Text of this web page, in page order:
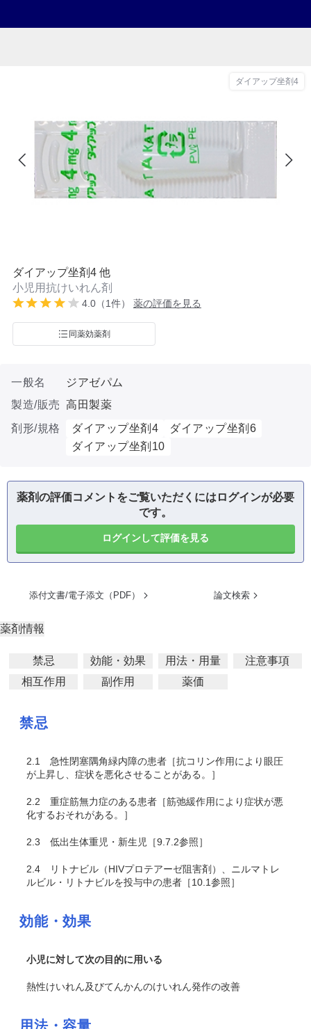
ダイアップ坐剤4
ダイアップ坐剤4 他
小児用抗けいれん剤
4.0（1件） 薬の評価を見る
同薬効薬剤
一般名
ジアゼパム
製造/販売 高田製薬
剤形/規格
ダイアップ坐剤4
ダイアップ坐剤6
ダイアップ坐剤10
薬剤の評価コメントをご覧いただくにはログインが必要
です。
ログインして評価を見る
添付文書/電子添文（PDF） 論文検索
薬剤情報
禁忌 効能・効果 用法・用量
注意事項
相互作用
副作用 薬価
禁忌
2.1
急性閉塞隅角緑内障の患者［抗コリン作用により眼圧
が上昇し、症状を悪化させることがある。］
2.2 重症筋無力症のある患者［筋弛緩作用により症状が悪
化するおそれがある。］
2.3 低出生体重児・新生児［9.7.2参照］
2.4 リトナビル（HIVプロテアーゼ阻害剤）
、ニルマトレ
ルビル・リトナビルを投与中の患者［10.1参照］
効能・効果
小児に対して次の目的に用いる
熱性けいれん及びてんかんのけいれん発作の改善
用法・容量